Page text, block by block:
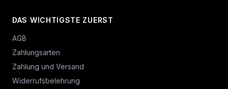
DAS WICHTIGSTE ZUERST
AGB
Zahlungsarten
Zahlung und Versand
Widerrufsbelehrung